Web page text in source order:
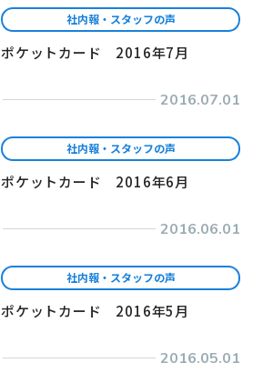
社内報・スタッフの声
ポケットカード 2016年7月
2016.07.01
社内報・スタッフの声
ポケットカード 2016年6月
2016.06.01
社内報・スタッフの声
ポケットカード 2016年5月
2016.05.01